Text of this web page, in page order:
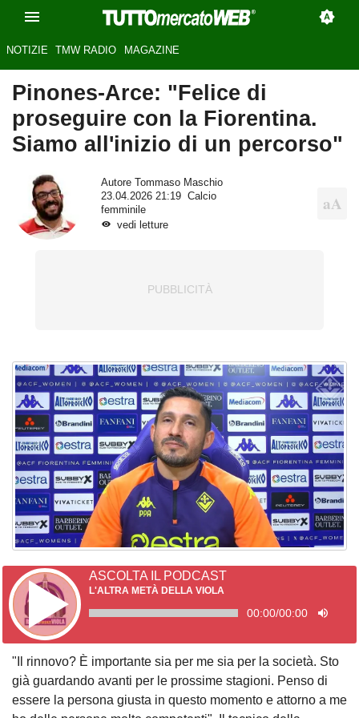
NOTIZIE TMW RADIO MAGAZINE
Pinones-Arce: "Felice di
proseguire con la Fiorentina.
Siamo all'inizio di un percorso"
Autore
Tommaso Maschio
23.04.2026 21:19
Calcio
femminile
vedi letture
ASCOLTA IL PODCAST
L'ALTRA METÀ DELLA VIOLA
00:00/00:00
"Il rinnovo? È importante sia per me sia per la società. Sto
già guardando avanti per le prossime stagioni. Penso di
essere la persona giusta in questo momento e attorno a me